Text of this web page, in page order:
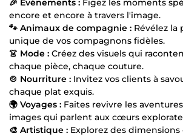
🎉 Événements : Figez les moments
encore et encore à travers l'image.
🐾 Animaux de compagnie : Révélez la
unique de vos compagnons fidèles.
👗 Mode : Créez des visuels qui
chaque pièce, chaque couture.
🍲 Nourriture : Invitez vos clients à
chaque plat exquis.
🌍 Voyages : Faites revivre les
images qui parlent aux cœurs
🎨 Artistique : Explorez des dimensions